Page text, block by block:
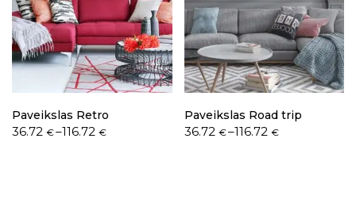
Paveikslas Retro
36.72 €–116.72€
Paveikslas Road trip
36.72 €–116.72 €